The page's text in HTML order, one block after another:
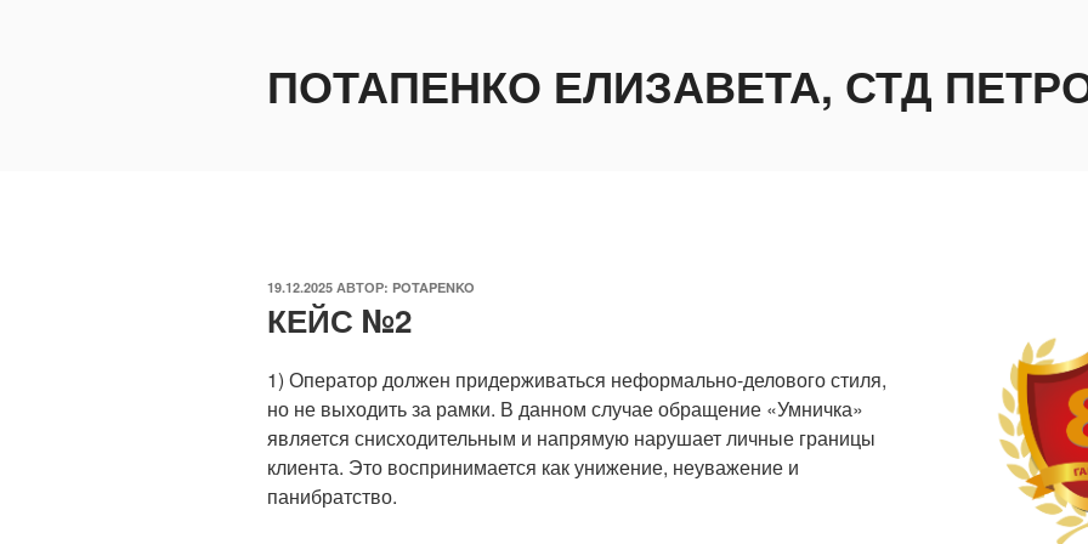
ПОТАПЕНКО ЕЛИЗАВЕТА, СТД
ОПУБЛИКОВАНО
19.12.2025 АВТОР: POTAPENKO
КЕЙС №2
1) Оператор должен придерживаться неформально-делового стиля,
но не выходить за рамки. В данном случае обращение «Умничка»
является снисходительным и напрямую нарушает личные границы
клиента. Это воспринимается как унижение, неуважение и
панибратство.